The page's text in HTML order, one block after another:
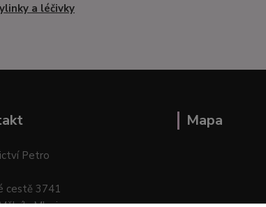
a léčivky
Petro
cestě 3741
Mapa